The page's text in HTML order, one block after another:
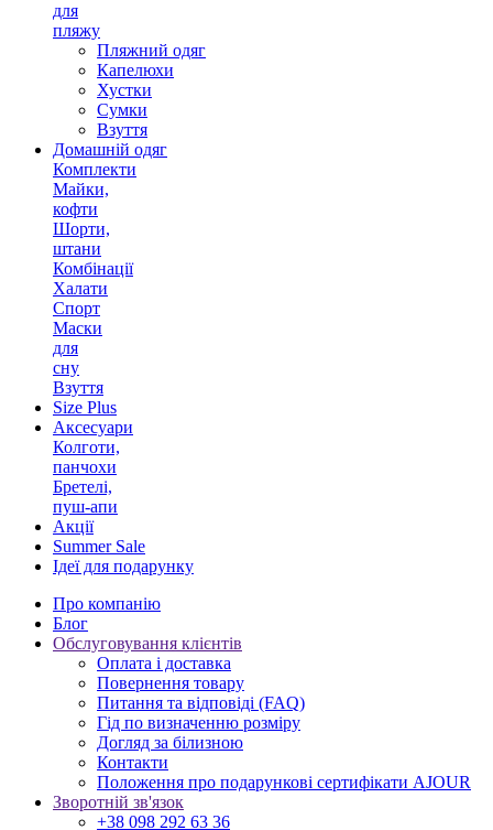
для
пляжу
Пляжний одяг
Капелюхи
Хустки
Сумки
Взуття
Домашній одяг
Комплекти
Майки,
кофти
Шорти,
штани
Комбінації
Халати
Спорт
Маски
для
сну
Взуття
Size Plus
Аксесуари
Колготи,
панчохи
Бретелі,
пуш-апи
Акції
Summer Sale
Ідеї для подарунку
Про компанію
Блог
Обслуговування клієнтів
Оплата і доставка
Повернення товару
Питання та відповіді (FAQ)
Гід по визначенню розміру
Догляд за білизною
Контакти
Положення про подарункові сертифікати AJOUR
Зворотній зв'язок
+38 098 292 63 36